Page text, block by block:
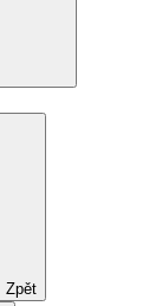
Zpět